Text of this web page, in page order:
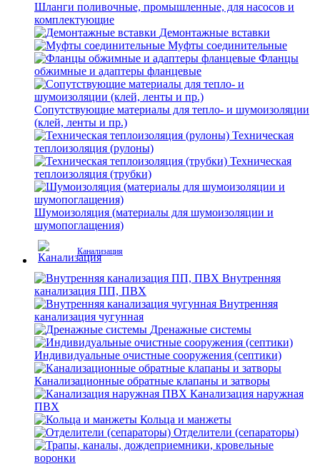
Шланги поливочные, промышленные, для насосов и
комплектующие
Демонтажные вставки
Муфты соединительные
Фланцы
обжимные и адаптеры фланцевые
Сопутствующие материалы для тепло- и шумоизоляции
(клей, ленты и пр.)
Техническая
теплоизоляция (рулоны)
Техническая
теплоизоляция (трубки)
Шумоизоляция (материалы для шумоизоляции и
шумопоглащения)
Канализация
Внутренняя
канализация ПП, ПВХ
Внутренняя
канализация чугунная
Дренажные системы
Индивидуальные очистные сооружения (септики)
Канализационные обратные клапаны и затворы
Канализация наружная
ПВХ
Кольца и манжеты
Отделители (сепараторы)